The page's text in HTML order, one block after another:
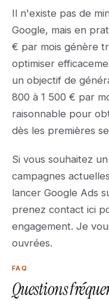
Il n'existe pas de
Google, mais en
€ par mois génère
optimiser
un objectif de
800 à 1 500 € par
raisonnable pour
dès les premières
Si vous souhaitez
campagnes
lancer Google Ads
prenez contact ici
engagement. Je
ouvrées.
FAQ
Questions